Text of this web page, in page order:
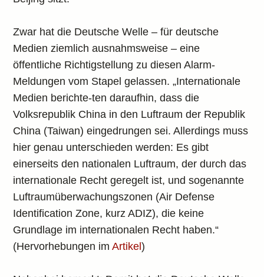
Zwar hat die Deutsche Welle – für deutsche
Medien ziemlich ausnahmsweise – eine
öffentliche Richtigstellung zu diesen Alarm-
Meldungen vom Stapel gelassen. „Internationale
Medien berichte-ten daraufhin, dass die
Volksrepublik China in den Luftraum der Republik
China (Taiwan) eingedrungen sei. Allerdings muss
hier genau unterschieden werden: Es gibt
einerseits den nationalen Luftraum, der durch das
internationale Recht geregelt ist, und sogenannte
Luftraumüberwachungszonen (Air Defense
Identification Zone, kurz ADIZ), die keine
Grundlage im internationalen Recht haben.“
(Hervorhebungen imArtikel)